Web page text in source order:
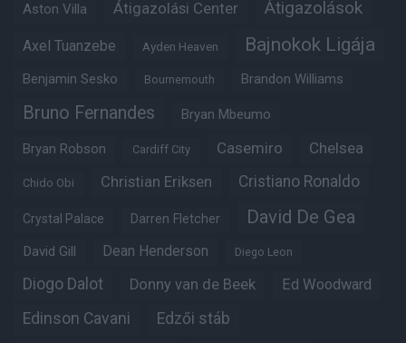
Aston Villa Átigazolási Center Átigazolások
Axel Tuanzebe Ayden Heaven Bajnokok Ligája
Benjamin Sesko Bournemouth Brandon Williams
Bruno Fernandes Bryan Mbeumo
Bryan Robson Cardiff City Casemiro Chelsea
Chido Obi Christian Eriksen Cristiano Ronaldo
Crystal Palace Darren Fletcher David De Gea
David Gill Dean Henderson Diego Leon
Diogo Dalot Donny van de Beek Ed Woodward
Edinson Cavani Edzői stáb